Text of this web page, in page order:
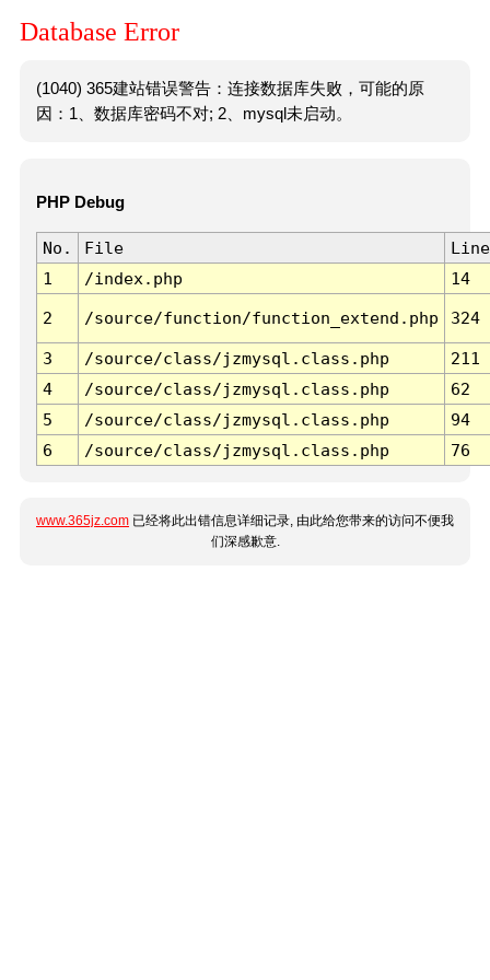
Database Error
(1040) 365建站错误警告：连接数据库失败，可能的原
因：1、数据库密码不对; 2、mysql未启动。
PHP Debug
No. File
Line
1
/index.php 14
2 /source/function/function_extend.php 324
3 /source/class/jzmysql.class.php
211
4
/source/class/jzmysql.class.php
62
5
/source/class/jzmysql.class.php
94
6
/source/class/jzmysql.class.php 76
www.365jz.com 已经将此出错信息详细记录, 由此给您带来的访问不便我
们深感歉意.